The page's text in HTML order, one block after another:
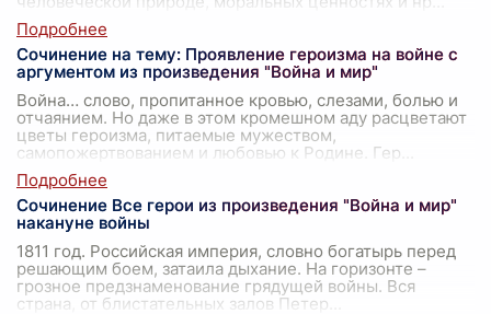
Сочинение на тему: Проявление героизма на войне с
аргументом из произведения "Война и мир"
Война… слово, пропитанное кровью, слезами, болью и
отчаянием. Но даже в этом кромешном аду расцветают
цветы героизма, питаемые мужеством,
самопожертвованием и любовью к Родине. Гер
Сочинение Все герои из произведения "Война и мир"
накануне войны
1811 год. Российская империя, словно богатырь перед
решающим боем, затаила дыхание. На горизонте –
грозное предзнаменование грядущей войны. Вся
страна, от блистательных залов Петер